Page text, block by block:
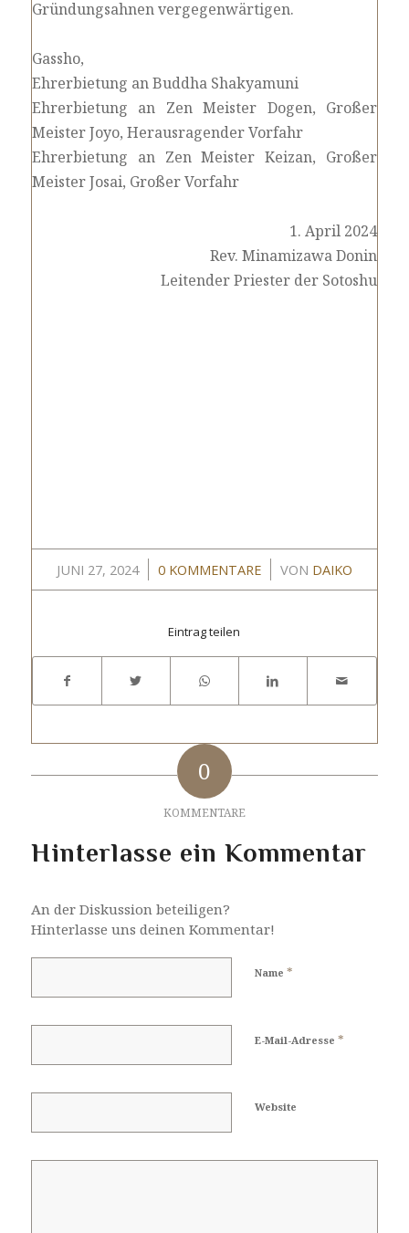
Gründungsahnen vergegenwärtigen.
Gassho,
Ehrerbietung an Buddha Shakyamuni
Ehrerbietung an Zen Meister Dogen, Großer
Meister Joyo, Herausragender Vorfahr
Ehrerbietung an Zen Meister Keizan, Großer
Meister Josai, Großer Vorfahr
1. April 2024
Rev. Minamizawa Donin
Leitender Priester der Sotoshu
JUNI 27, 2024
/ 0 KOMMENTARE
/ VON DAIKO
Eintrag teilen
0
KOMMENTARE
Hinterlasse ein Kommentar
An der Diskussion beteiligen?
Hinterlasse uns deinen Kommentar!
Name *
E-Mail-Adresse *
Website